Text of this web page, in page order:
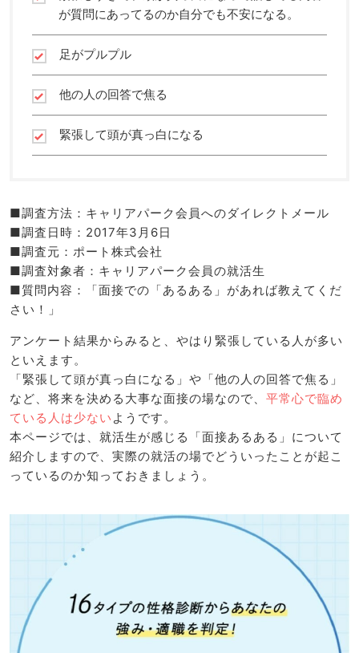
が質問にあってるのか自分でも不安になる。
足がプルプル
他の人の回答で焦る
緊張して頭が真っ白になる
■調査方法：キャリアパーク会員へのダイレクトメール
■調査日時：2017年3月6日
■調査元：ポート株式会社
■調査対象者：キャリアパーク会員の就活生
■質問内容：「面接での「あるある」があれば教えてくだ
さい！」
アンケート結果からみると、やはり緊張している人が多い
といえます。
「緊張して頭が真っ白になる」や「他の人の回答で焦る」
など、将来を決める大事な面接の場なので、 平常心で臨め
ている人は少ない ようです。
本ページでは、就活生が感じる「面接あるある」について
紹介しますので、実際の就活の場でどういったことが起こ
っているのか知っておきましょう。